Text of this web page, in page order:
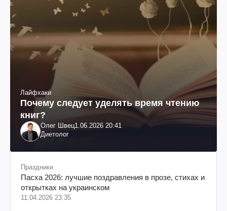
Лайфхаки
Почему следует уделять время чтению
книг?
Олег Швец1.06.2026 20:41
Диетолог
Праздники
Пасха 2026: лучшие поздравления в прозе, стихах и
открытках на украинском
11.04.2026 23:35